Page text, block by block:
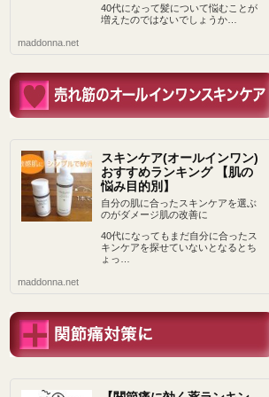
40代になって髪について悩むことが
増えたのではないでしょうか…
maddonna.net
スキンケア(オールインワン)
おすすめランキング 【肌の
悩み目的別】
自分の肌に合ったスキンケアを選ぶ
のがダメージ肌の改善に
40代になってもまだ自分に合ったス
キンケアを探せていないとなるとち
ょっ…
maddonna.net